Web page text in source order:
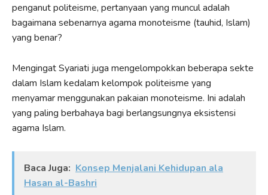
penganut politeisme, pertanyaan yang muncul adalah
bagaimana sebenarnya agama monoteisme (tauhid, Islam)
yang benar?
Mengingat Syariati juga mengelompokkan beberapa sekte
dalam Islam kedalam kelompok politeisme yang
menyamar menggunakan pakaian monoteisme. Ini adalah
yang paling berbahaya bagi berlangsungnya eksistensi
agama Islam.
Baca Juga: Konsep Menjalani Kehidupan ala
Hasan al-Bashri